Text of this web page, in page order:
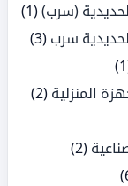
(سرب)(1)
سرب (3)
المنزلية (2)
(2)